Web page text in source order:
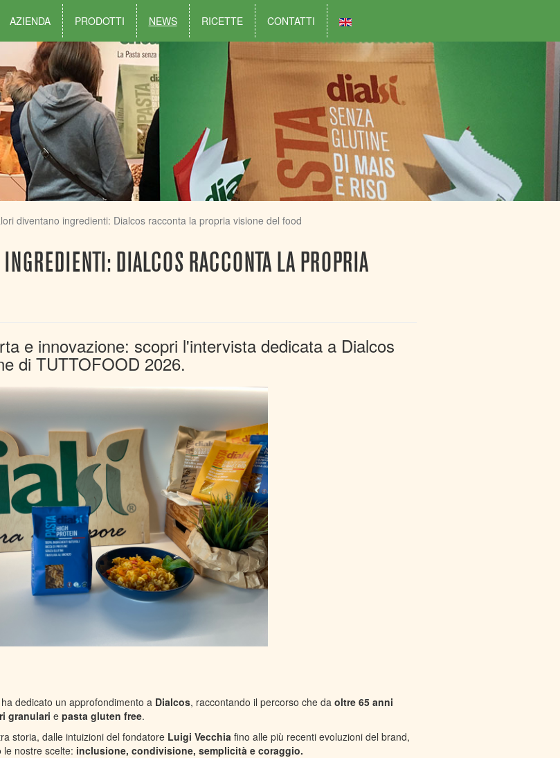
AZIENDA PRODOTTI NEWS RICETTE CONTATTI
diventano ingredienti: Dialcos racconta la propria visione del food
DIALCOS RACCONTA LA PROPRIA
e innovazione: scopri l'intervista dedicata a Dialcos
di TUTTOFOOD 2026.
ha dedicato un approfondimento a Dialcos, raccontando il percorso che da oltre 65 anni
granulari e pasta gluten free.
storia, dalle intuizioni del fondatore Luigi Vecchia fino alle più recenti evoluzioni del brand,
nostre scelte: inclusione, condivisione, semplicità e coraggio.